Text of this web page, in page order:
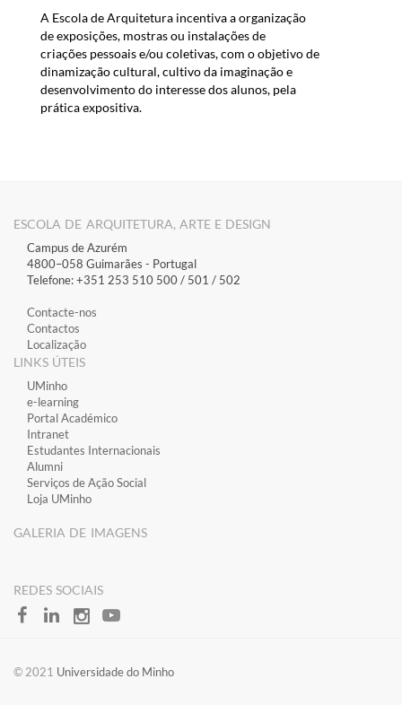
A ​Escola de Arquitetura incentiva a ​organização
deexposições, mostras ou instalações de
criações pessoais e/ou coletivas, com o objetivo de
dinamização cultural, cultivo da imaginação e
desenvolvimento do interesse dos alunos, pela
prática expositiva.
ESCOLA DE ARQUITETURA, ARTE E DESIGN
Campus de Azurém
4800–058 Guimarães​ - Portugal
Telefone: +351 253 510 500 / 501 / 502
Contacte-nos
Contactos
Localização
LINKS ÚTEIS
​UMinho
​e-learning
​Portal Académico
​Intranet
Estudantes Inter​​nacionais
Alumni
Serviços de Ação Social
Loja UMinho
GALERIA DE IMAGENS
​REDES SOCIAIS
​​© 2021 Universidade do Minho​​​​